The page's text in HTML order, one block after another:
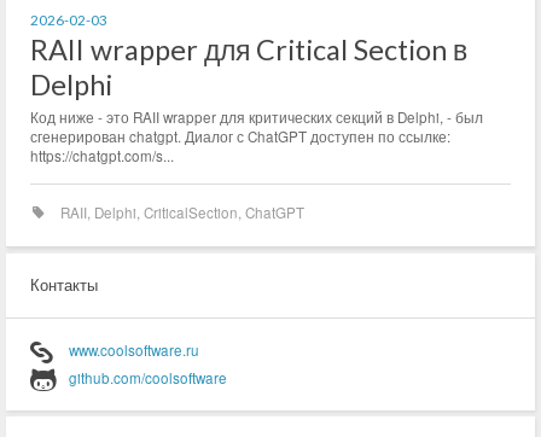
2026-02-03
RAII wrapper для Critical Section в
Delphi
Код ниже - это RAII wrapper для критических секций в Delphi, - был
сгенерирован chatgpt. Диалог с ChatGPT доступен по ссылке:
https://chatgpt.com/s...
RAII Delphi CriticalSection ChatGPT
Контакты
www.coolsoftware.ru
github.com/coolsoftware